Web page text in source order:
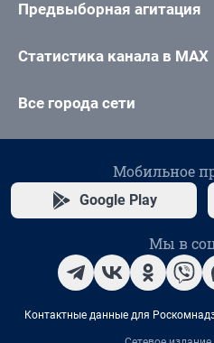
Предвыборная агитация
Статистика канала в MAX
Все города сети
Мобильное
Google Play
Мы в
Контактные данные для